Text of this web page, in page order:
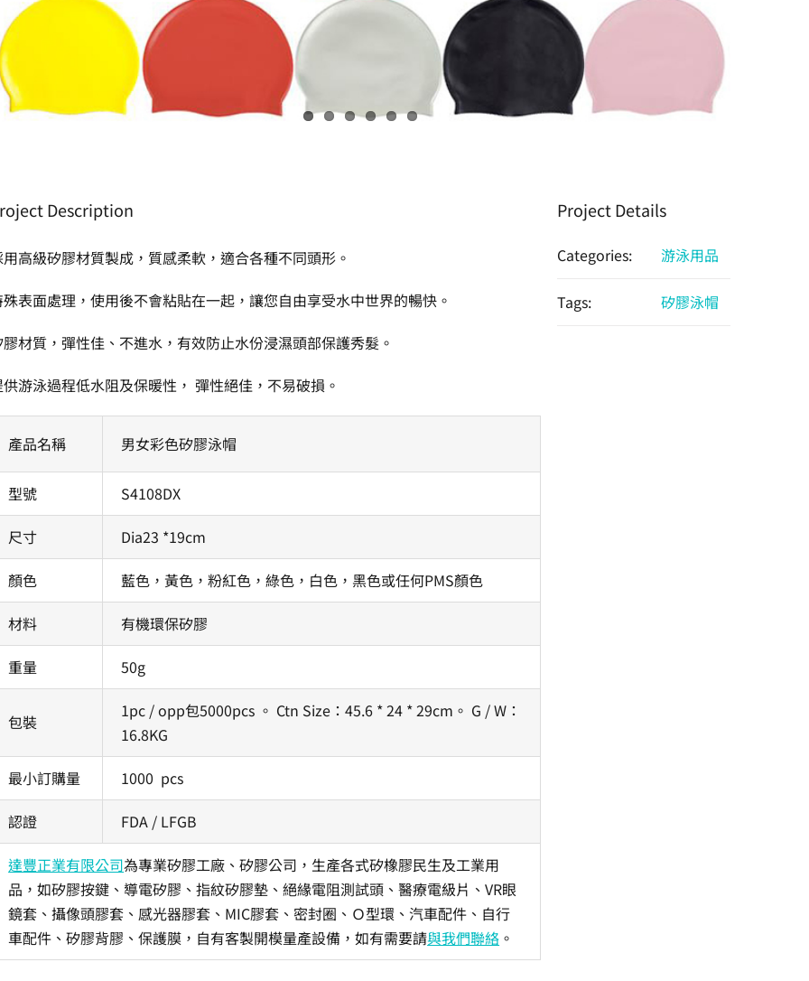
Description
高級矽膠材質製成，質感柔軟，適合各種不同頭形。
表面處理，使用後不會粘貼在一起，讓您自由享受水中世界的暢快。
材質，彈性佳、不進水，有效防止水份浸濕頭部保護秀髮。
游泳過程低水阻及保暖性， 彈性絕佳，不易破損。
產品名稱 男女彩色矽膠泳帽
型號
S4108DX
尺寸
Dia23 *19cm
顏色
藍色，黃色，粉紅色，綠色，白色，黑色或任何PMS顏色
材料
有機環保矽膠
重量
50g
包裝
1pc / opp包5000pcs 。 Ctn Size：45.6 * 24 * 29cm。 G / W：
16.8KG
最小訂購量
1000 pcs
認證
FDA / LFGB
達豐正業有限公司為專業矽膠工廠、矽膠公司，生產各式矽橡膠民生及工業用
品，如矽膠按鍵、導電矽膠、指紋矽膠墊、絕緣電阻測試頭、醫療電級片、VR眼
鏡套、攝像頭膠套、感光器膠套、MIC膠套、密封圈、Ｏ型環、汽車配件、自行
車配件、矽膠背膠、保護膜，自有客製開模量產設備，如有需要請與我們聯絡 。
Project Details
Categories: 游泳用品
Tags: 矽膠泳帽